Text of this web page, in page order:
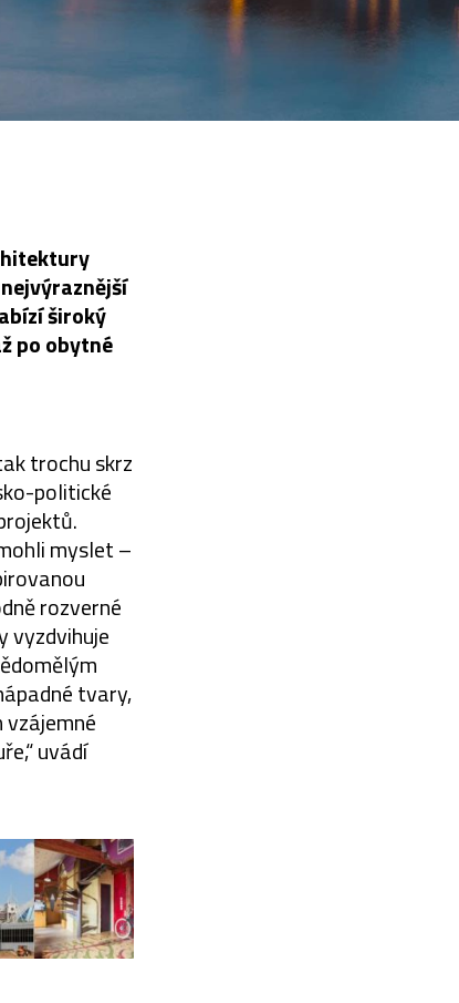
široký
po obytné
trochu skrz
politické
myslet –
rozverné
vyzdvihuje
tvary,
uvádí